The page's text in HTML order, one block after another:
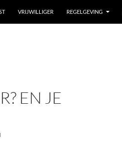
VRIJWILLIGER REGELGEVING
EN JE